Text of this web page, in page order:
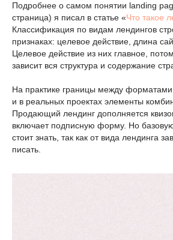
Подробнее о самом понятии landing
страница) я писал в статье «Что такое
Классификация по видам лендингов
признаках: целевое действие, длина
Целевое действие из них главное,
зависит вся структура и содержание
На практике границы между
и в реальных проектах элементы
Продающий лендинг дополняется
включает подписную форму. Но
стоит знать, так как от вида лендинга
писать.